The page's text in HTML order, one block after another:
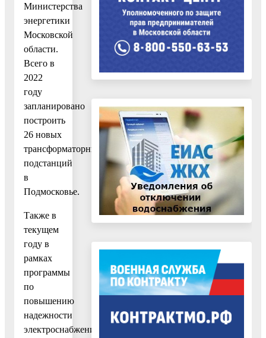
Министерства
энергетики
Московской
области.
Всего в
2022
году
запланировано
построить
26 новых
трансформаторных
подстанций
в
Подмосковье.
Также в
текущем
году в
рамках
программы
по
повышению
надежности
электроснабжения